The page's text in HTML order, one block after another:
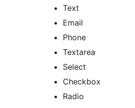
Text
Email
Phone
Textarea
Select
Checkbox
Radio